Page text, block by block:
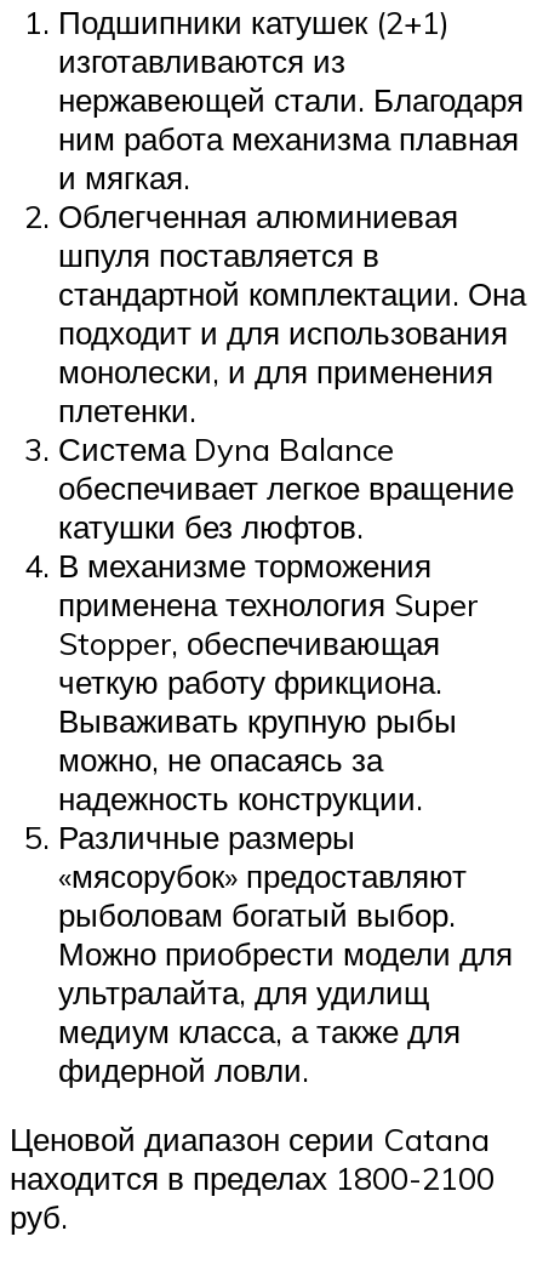
Подшипники катушек (2+1)
изготавливаются из
нержавеющей стали. Благодаря
ним работа механизма плавная
и мягкая.
Облегченная алюминиевая
шпуля поставляется в
стандартной комплектации. Она
подходит и для использования
монолески, и для применения
плетенки.
Система Dyna Balance
обеспечивает легкое вращение
катушки без люфтов.
В механизме торможения
применена технология Super
Stopper, обеспечивающая
четкую работу фрикциона.
Вываживать крупную рыбы
можно, не опасаясь за
надежность конструкции.
Различные размеры
«мясорубок» предоставляют
рыболовам богатый выбор.
Можно приобрести модели для
ультралайта, для удилищ
медиум класса, а также для
фидерной ловли.
Ценовой диапазон серии Catana
находится в пределах 1800-2100
руб.